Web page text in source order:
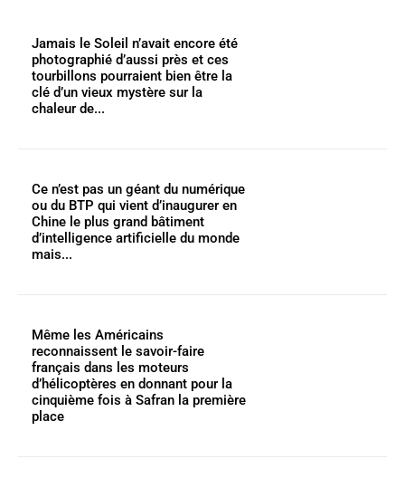
Jamais le Soleil n’avait encore été
photographié d’aussi près et ces
tourbillons pourraient bien être la
clé d’un vieux mystère sur la
chaleur de...
Ce n’est pas un géant du numérique
ou du BTP qui vient d’inaugurer en
Chine le plus grand bâtiment
d’intelligence artificielle du monde
mais...
Même les Américains
reconnaissent le savoir-faire
français dans les moteurs
d’hélicoptères en donnant pour la
cinquième fois à Safran la première
place